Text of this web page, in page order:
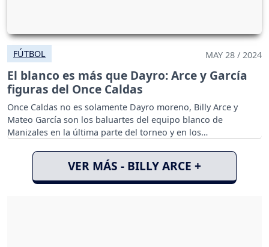
FÚTBOL MAY 28 / 2024
El blanco es más que Dayro: Arce y García
figuras del Once Caldas
Once Caldas no es solamente Dayro moreno, Billy Arce y
Mateo García son los baluartes del equipo blanco de
Manizales en la última parte del torneo y en los
VER MÁS - BILLY ARCE +